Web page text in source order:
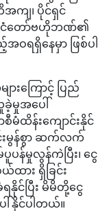
ကျ၊ ပိုင်ရှင်
င်ငံတော်ဗဟိုဘဏ်၏
ရရှိနေမှာ ဖြစ်ပါ
းကြောင့် ပြည်
ခဲ့မှုအပေါ်
မံထိန်းကျောင်းနိုင်
င်းမွန်စွာ ဆက်လက်
ပန်မှုလွန်ကဲပြီး၊ ငွေ
း ရှိခြင်း
နိုင်ပြီး မိမိတို့ငွေ
ါ်နိုင်ပါတယ်။